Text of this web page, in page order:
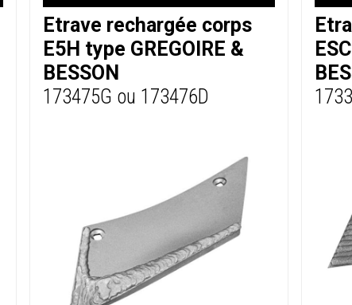
Etrave rechargée corps
E5H type GREGOIRE &
BESSON
173475G ou 173476D